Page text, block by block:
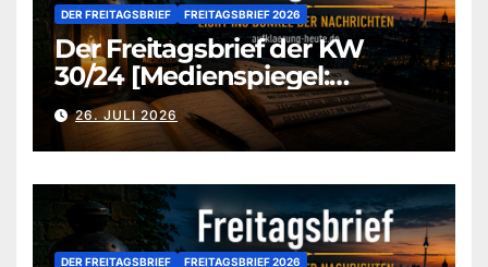
DER FREITAGSBRIEF FREITAGSBRIEF 2026
Der Freitagsbrief der KW
30/24 [Medienspiegel:
aufklaerung-heute-de]
26. JULI 2026
DER FREITAGSBRIEF FREITAGSBRIEF 2026